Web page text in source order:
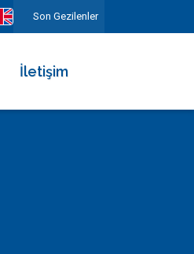
Son Gezilenler
İletişim